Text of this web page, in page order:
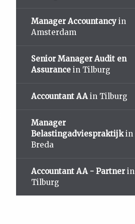
Manager Accountancy in
Amsterdam
Senior Manager Audit en
Assurance in Tilburg
Accountant AAin Tilburg
Manager
Belastingadviespraktijkin
Breda
Accountant AA - Partner in
Tilburg